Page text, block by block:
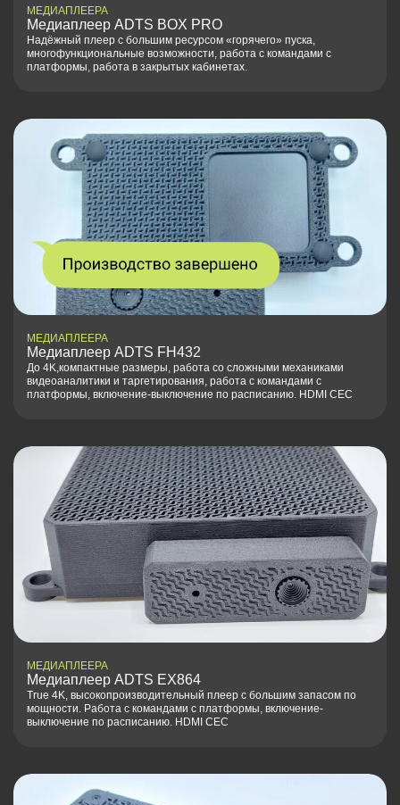
МЕДИАПЛЕЕРА
Медиаплеер ADTS BOX PRO
Надёжный плеер с большим ресурсом «горячего» пуска,
многофункциональные возможности, работа с командами с
платформы, работа в закрытых кабинетах.
МЕДИАПЛЕЕРА
Медиаплеер ADTS FH432
До 4K,компактные размеры, работа со сложными механиками
видеоаналитики и таргетирования, работа с командами с
платформы, включение-выключение по расписанию. HDMI CEC
МЕДИАПЛЕЕРА
Медиаплеер ADTS EX864
True 4K, высокопроизводительный плеер с большим запасом по
мощности. Работа с командами с платформы, включение-
выключение по расписанию. HDMI CEC